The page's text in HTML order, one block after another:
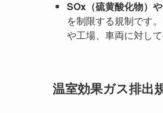
SOx（硫黄酸化物）
を制限する規制です
や工場、車両に対し
温室効果ガス排出